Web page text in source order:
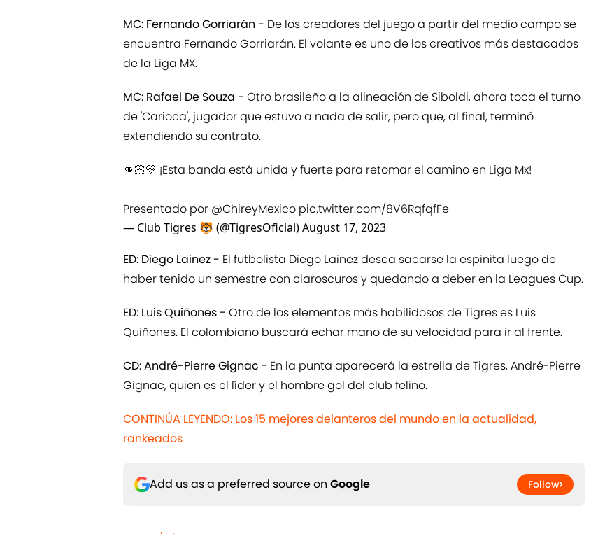
MC: Fernando Gorriarán - De los creadores del juego a partir del medio campo se
encuentra Fernando Gorriarán. El volante es uno de los creativos más destacados
de la Liga MX.
MC: Rafael De Souza - Otro brasileño a la alineación de Siboldi, ahora toca el turno
de 'Carioca', jugador que estuvo a nada de salir, pero que, al final, terminó
extendiendo su contrato.
👊🏻💛 ¡Esta banda está unida y fuerte para retomar el camino en Liga Mx!
Presentado por @ChireyMexico pic.twitter.com/8V6RqfqfFe
— Club Tigres 🐯 (@TigresOficial)August 17, 2023
ED: Diego Lainez - El futbolista Diego Lainez desea sacarse la espinita luego de
haber tenido un semestre con claroscuros y quedando a deber en la Leagues Cup.
ED: Luis Quiñones - Otro de los elementos más habilidosos de Tigres es Luis
Quiñones. El colombiano buscará echar mano de su velocidad para ir al frente.
CD: André-Pierre Gignac - En la punta aparecerá la estrella de Tigres, André-Pierre
Gignac, quien es el líder y el hombre gol del club felino.
CONTINÚA LEYENDO: Los 15 mejores delanteros del mundo en la actualidad,
rankeados
Add us as a preferred source on Google Follow